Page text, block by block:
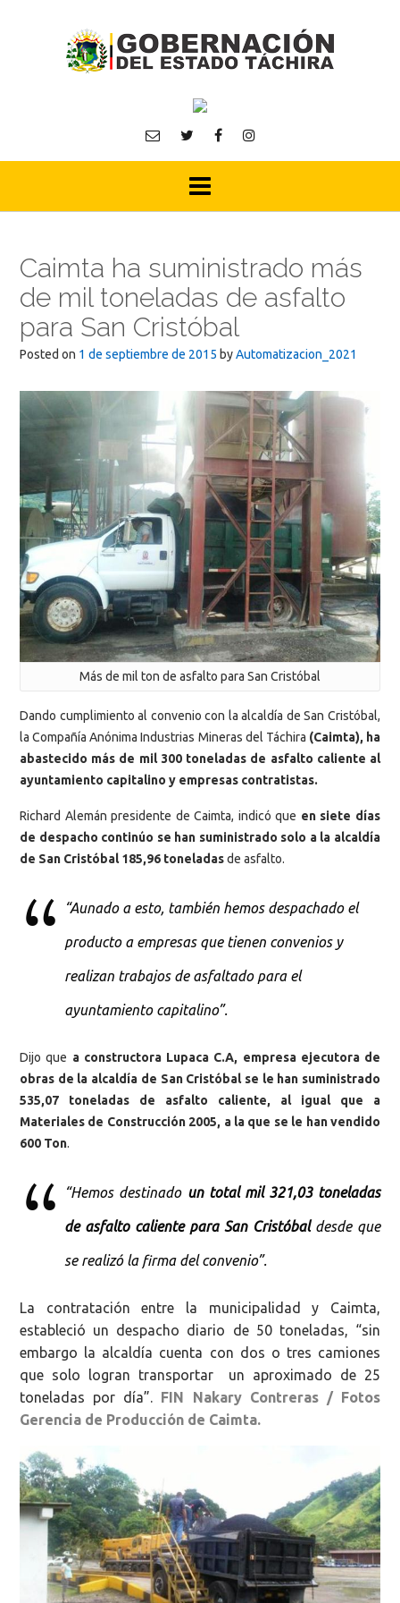
Caimta ha suministrado más
de mil toneladas de asfalto
para San Cristóbal
Posted on 1 de septiembre de 2015 byAutomatizacion_2021
Más de mil ton de asfalto para San Cristóbal
Dando cumplimiento al convenio con la alcaldía de San Cristóbal,
la Compañía Anónima Industrias Mineras del Táchira (Caimta), ha
abastecido más de mil 300 toneladas de asfalto caliente al
ayuntamiento capitalino y empresas contratistas.
Richard Alemán presidente de Caimta, indicó que en siete días
de despacho continúo se han suministrado solo a la alcaldía
de San Cristóbal 185,96 toneladasde asfalto.
“Aunado a esto, también hemos despachado el
producto a empresas que tienen convenios y
realizan trabajos de asfaltado para el
ayuntamiento capitalino”.
Dijo que a constructora Lupaca C.A, empresa ejecutora de
obras de la alcaldía de San Cristóbal se le han suministrado
535,07 toneladas de asfalto caliente, al igual que a
Materiales de Construcción 2005, a la que se le han vendido
600 Ton.
“Hemos destinado un total mil 321,03 toneladas
de asfalto caliente para San Cristóbaldesde que
se realizó la firma del convenio”.
La contratación entre la municipalidad y Caimta,
estableció un despacho diario de 50 toneladas, “sin
embargo la alcaldía cuenta con dos o tres camiones
que solo logran transportar un aproximado de 25
toneladas por día”. FIN Nakary Contreras / Fotos
Gerencia de Producción de Caimta.